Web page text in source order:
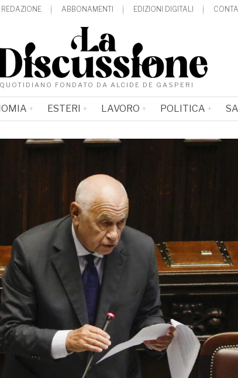
REDAZIONE ABBONAMENTI EDIZIONI DIGITALI
QUOTIDIANO FONDATO DA ALCIDE DE GASPERI
ESTERI LAVORO POLITICA